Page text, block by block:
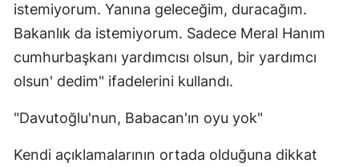
istemiyorum. Yanına geleceğim, duracağım.
Bakanlık da istemiyorum. Sadece Meral Hanım
cumhurbaşkanı yardımcısı olsun, bir yardımcı
olsun' dedim" ifadelerini kullandı.
"Davutoğlu'nun, Babacan'ın oyu yok"
Kendi açıklamalarının ortada olduğuna dikkat